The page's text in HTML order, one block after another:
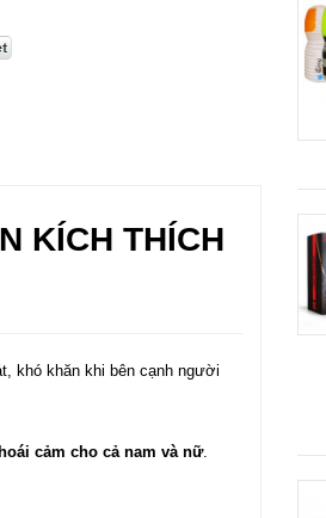
KÍCH THÍCH
khó khăn khi bên cạnh người
cảm cho cả nam và nữ.